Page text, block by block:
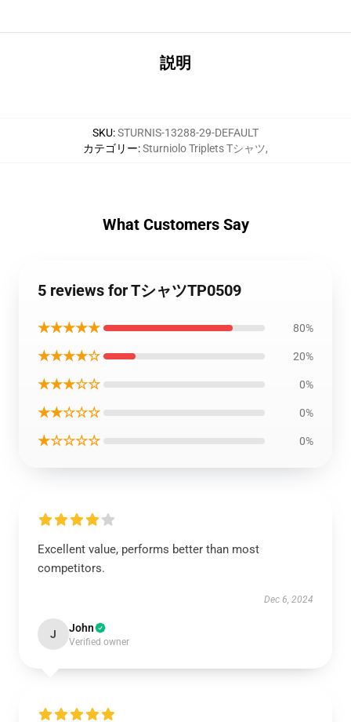
説明
SKU:STURNIS-13288-29-DEFAULT
カテゴリー:Sturniolo Triplets Tシャツ,
What Customers Say
5 reviews for TシャツTP0509
★★★★★ 80%
★★★★☆ 20%
★★★☆☆ 0%
★★☆☆☆ 0%
★☆☆☆☆ 0%
Excellent value, performs better than most
competitors.
Dec 6, 2024
J John
Verified owner